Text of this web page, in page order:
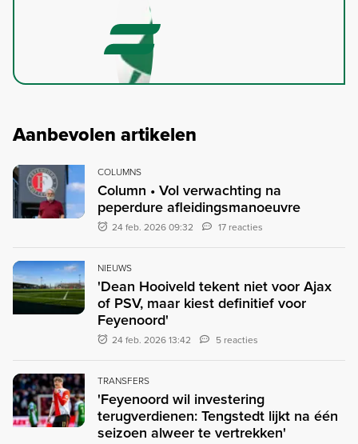
Aanbevolen artikelen
COLUMNS
Column • Vol verwachting na
peperdure afleidingsmanoeuvre
24 feb. 2026 09:32 17 reacties
NIEUWS
'Dean Hooiveld tekent niet voor Ajax
of PSV, maar kiest definitief voor
Feyenoord'
24 feb. 2026 13:42 5 reacties
TRANSFERS
'Feyenoord wil investering
terugverdienen: Tengstedt lijkt na één
seizoen alweer te vertrekken'